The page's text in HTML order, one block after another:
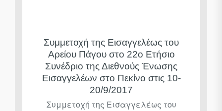
Συμμετοχή της Εισαγγελέως του
Αρείου Πάγου στο 22ο Ετήσιο
Συνέδριο της Διεθνούς Ένωσης
Εισαγγελέων στο Πεκίνο στις 10-
20/9/2017
Συμμετοχή της Εισαγγελέως του